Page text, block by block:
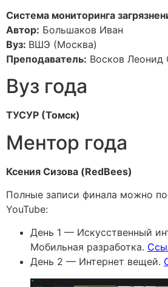
Система мониторинга
Автор: Большаков Иван
Вуз: ВШЭ (Москва)
Преподаватель: Восков Леонид
Вуз года
ТУСУР (Томск)
Ментор года
Ксения Сизова (RedBees)
Полные записи финала можно
YouTube:
День 1 — Искусственный
Мобильная разработка.
День 2 — Интернет вещей.